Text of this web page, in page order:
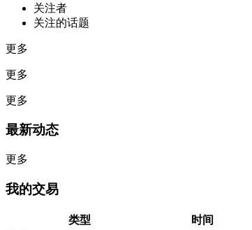
关注者
关注的话题
更多
更多
更多
最新动态
更多
我的交易
类型 时间